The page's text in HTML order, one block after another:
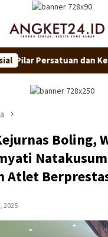
dan Kesatuan Bangsa
Boling,
Atlet
2025